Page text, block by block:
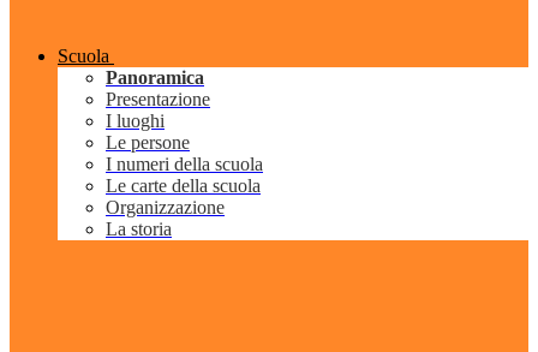
Scuola
Panoramica
Presentazione
I luoghi
Le persone
I numeri della scuola
Le carte della scuola
Organizzazione
La storia